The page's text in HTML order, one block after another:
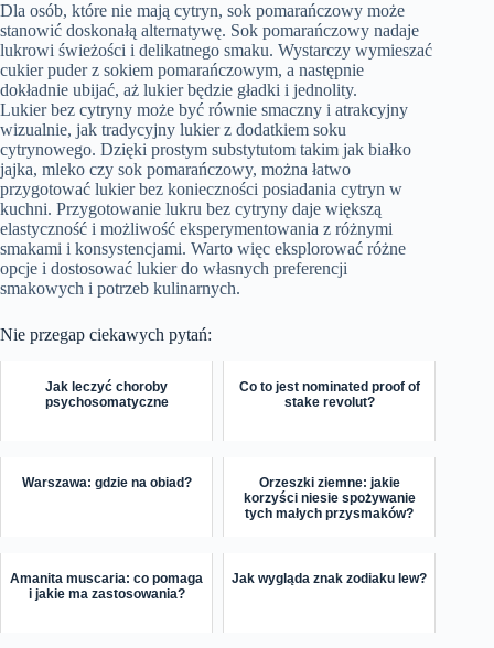
Dla osób, które nie mają cytryn, sok pomarańczowy może
stanowić doskonałą alternatywę. Sok pomarańczowy nadaje
lukrowi świeżości i delikatnego smaku. Wystarczy wymieszać
cukier puder z sokiem pomarańczowym, a następnie
dokładnie ubijać, aż lukier będzie gładki i jednolity.
Lukier bez cytryny może być równie smaczny i atrakcyjny
wizualnie, jak tradycyjny lukier z dodatkiem soku
cytrynowego. Dzięki prostym substytutom takim jak białko
jajka, mleko czy sok pomarańczowy, można łatwo
przygotować lukier bez konieczności posiadania cytryn w
kuchni. Przygotowanie lukru bez cytryny daje większą
elastyczność i możliwość eksperymentowania z różnymi
smakami i konsystencjami. Warto więc eksplorować różne
opcje i dostosować lukier do własnych preferencji
smakowych i potrzeb kulinarnych.
Nie przegap ciekawych pytań:
Jak leczyć choroby
psychosomatyczne
Co to jest nominated proof of
stake revolut?
Warszawa: gdzie na obiad?
Orzeszki ziemne: jakie
korzyści niesie spożywanie
tych małych przysmaków?
Amanita muscaria: co pomaga
i jakie ma zastosowania?
Jak wygląda znak zodiaku lew?